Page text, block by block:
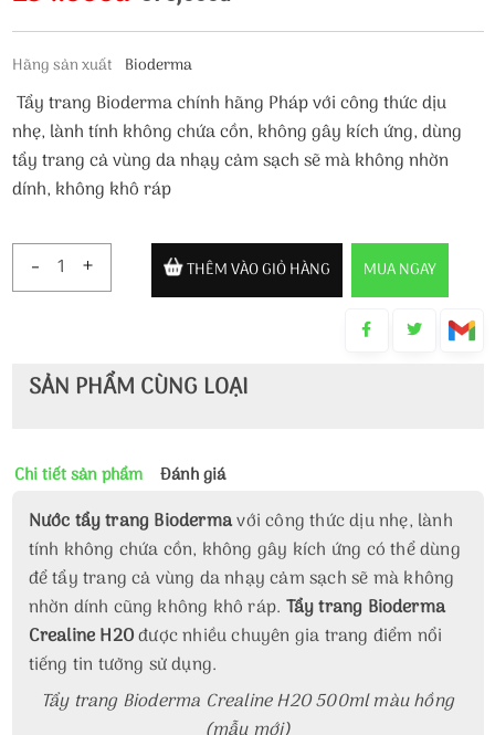
Hãng sản xuất Bioderma
Tẩy trang Bioderma chính hãng Pháp với công thức dịu
nhẹ, lành tính không chứa cồn, không gây kích ứng, dùng
tẩy trang cả vùng da nhạy cảm sạch sẽ mà không nhờn
dính, không khô ráp
- + THÊM VÀO GIỎ HÀNG MUA NGAY
SẢN PHẨM CÙNG LOẠI
Chi tiết sản phẩm Đánh giá
Nước tẩy trang Biodermavới công thức dịu nhẹ, lành
tính không chứa cồn, không gây kích ứng có thể dùng
để tẩy trang cả vùng da nhạy cảm sạch sẽ mà không
nhờn dính cũng không khô ráp. Tẩy trang Bioderma
Crealine H2Ođược nhiều chuyên gia trang điểm nổi
tiếng tin tưởng sử dụng.
Tẩy trang Bioderma Crealine H2O 500ml màu hồng